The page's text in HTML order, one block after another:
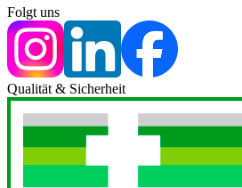
Folgt uns
Qualität & Sicherheit